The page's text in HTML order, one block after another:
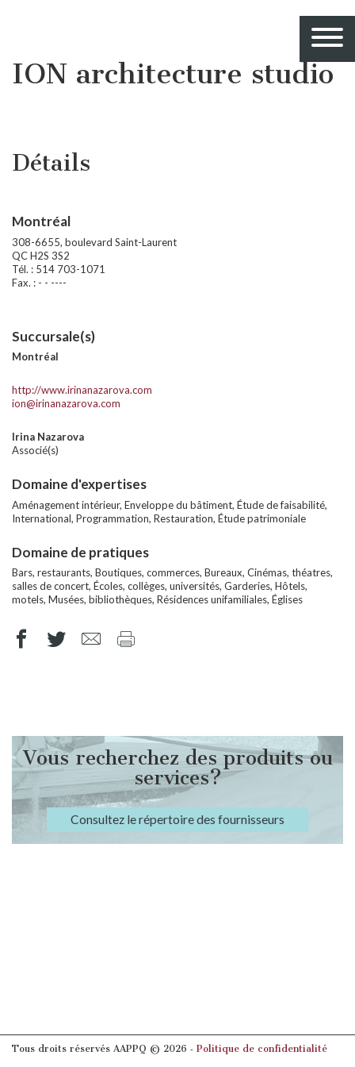
ION architecture studio
Détails
Montréal
308-6655, boulevard Saint-Laurent
QC H2S 3S2
Tél. : 514 703-1071
Fax. : - - ----
Succursale(s)
Montréal
http://www.irinanazarova.com
ion@irinanazarova.com
Irina Nazarova
Associé(s)
Domaine d'expertises
Aménagement intérieur, Enveloppe du bâtiment, Étude de faisabilité,
International, Programmation, Restauration, Étude patrimoniale
Domaine de pratiques
Bars, restaurants, Boutiques, commerces, Bureaux, Cinémas, théatres,
salles de concert, Écoles, collèges, universités, Garderies, Hôtels,
motels, Musées, bibliothèques, Résidences unifamiliales, Églises
Vous recherchez des produits ou
services?
Consultez le répertoire des fournisseurs
Tous droits réservés AAPPQ © 2026 ‐ Politique de confidentialité